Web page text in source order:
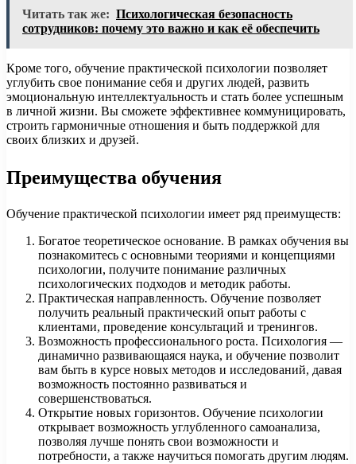
Читать так же: Психологическая безопасность
сотрудников: почему это важно и как её обеспечить
Кроме того, обучение практической психологии позволяет
углубить свое понимание себя и других людей, развить
эмоциональную интеллектуальность и стать более успешным
в личной жизни. Вы сможете эффективнее коммуницировать,
строить гармоничные отношения и быть поддержкой для
своих близких и друзей.
Преимущества обучения
Обучение практической психологии имеет ряд преимуществ:
Богатое теоретическое основание. В рамках обучения вы
познакомитесь с основными теориями и концепциями
психологии, получите понимание различных
психологических подходов и методик работы.
Практическая направленность. Обучение позволяет
получить реальный практический опыт работы с
клиентами, проведение консультаций и тренингов.
Возможность профессионального роста. Психология —
динамично развивающаяся наука, и обучение позволит
вам быть в курсе новых методов и исследований, давая
возможность постоянно развиваться и
совершенствоваться.
Открытие новых горизонтов. Обучение психологии
открывает возможность углубленного самоанализа,
позволяя лучше понять свои возможности и
потребности, а также научиться помогать другим людям.